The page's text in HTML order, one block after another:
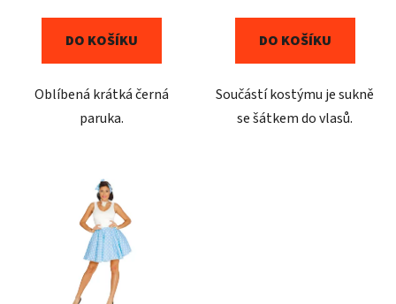
DO KOŠÍKU
Oblíbená krátká černá
paruka.
DO KOŠÍKU
Součástí kostýmu je sukně
se šátkem do vlasů.